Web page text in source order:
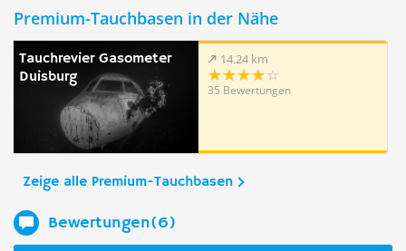
Premium-Tauchbasen in der Nähe
Tauchrevier Gasometer
Duisburg
14.24 km
35 Bewertungen
Zeige alle Premium-Tauchbasen
Bewertungen(6)